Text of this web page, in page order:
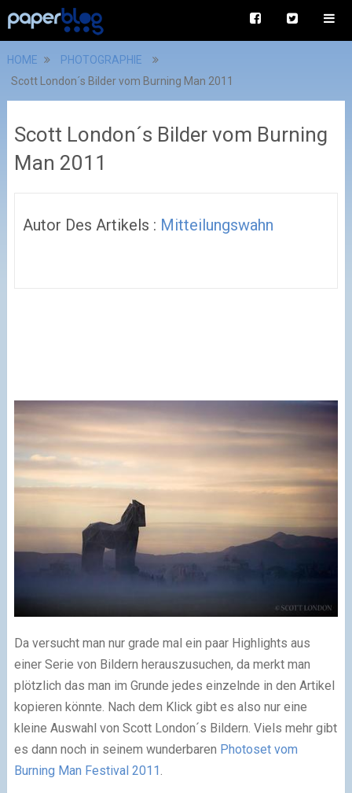
HOME
PHOTOGRAPHIE
Scott London´s Bilder vom Burning Man 2011
Scott London´s Bilder vom Burning
Man 2011
Autor Des Artikels : Mitteilungswahn
Da versucht man nur grade mal ein paar Highlights aus
einer Serie von Bildern herauszusuchen, da merkt man
plötzlich das man im Grunde jedes einzelnde in den Artikel
kopieren könnte. Nach dem Klick gibt es also nur eine
kleine Auswahl von Scott London´s Bildern. Viels mehr gibt
es dann noch in seinem wunderbaren Photoset vom
Burning Man Festival 2011.